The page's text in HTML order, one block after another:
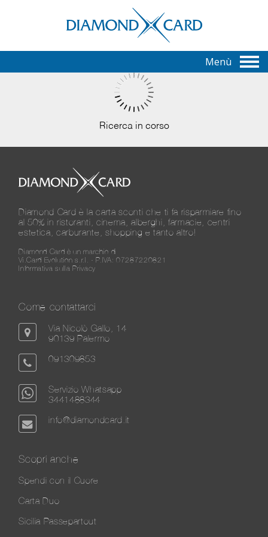
Menù
Ricerca in corso
Diamond Card è la carta sconti che ti fa risparmiare fino
al 50% in ristoranti, cinema, alberghi, farmacie, centri
estetica, carburante, shopping e tanto altro!
Diamond Card è un marchio di
Vi.Card Evolution s.r.l. - P.IVA: 07287220821
Informativa sulla Privacy
Come contattarci
Via Nicolò Gallo, 14
90139 Palermo
091309853
Servizio Whatsapp
3441488344
info@diamondcard.it
Scopri anche
Spendi con il Cuore
Carta Duo
Sicilia Passepartout